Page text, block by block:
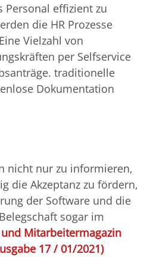
Personal effizient zu
die HR Prozesse
Vielzahl von
per Selfservice
traditionelle
Dokumentation
nicht nur zu informieren,
die Akzeptanz zu fördern,
der Software und die
sogar im
Mitarbeitermagazin
17 / 01/2021)